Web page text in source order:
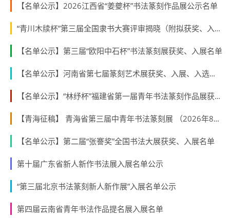
【名单公示】2026江西省“姜夔杯”书法篆刻作品展公示名单
“青川木牍杯”第三届全国隶书大赛评审揭晓（附拟获奖、入展作者名单）
【名单公示】第三届“欧阳中石杯”书法篆刻展获奖、入展名单
【名单公示】河南省第七届篆刻艺术展获奖、入展、入选名单公示
【名单公示】“林纾杯”福建省第一届青年书法篆刻作品展获奖、入展、入围名单
【青海征稿】 青海省第三届中青年书法篆刻展 （2026年8月31日截稿）
【名单公示】第二届“张謇奖”全国书法大展获奖、入展名单
第十届广东省新人新作书法展入展名单公示
“第三届北京书法篆刻新人新作展”入展名单公示
第四届云南省青年书法作品提名展入展名单